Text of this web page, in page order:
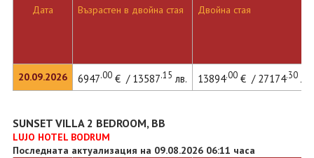
Дата
20.09.2026
Възрастен в двойна стая Двойна стая
6947.00€ / 13587.15 лв. 13894.00€ / 27174.30лв.
SUNSET VILLA 2 BEDROOM, BB
LUJO HOTEL BODRUM
Последната актуализация на 09.08.2026 06:11 часа